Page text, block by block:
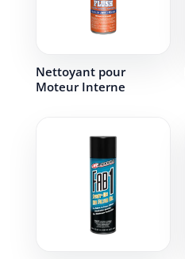
Nettoyant pour
Moteur Interne